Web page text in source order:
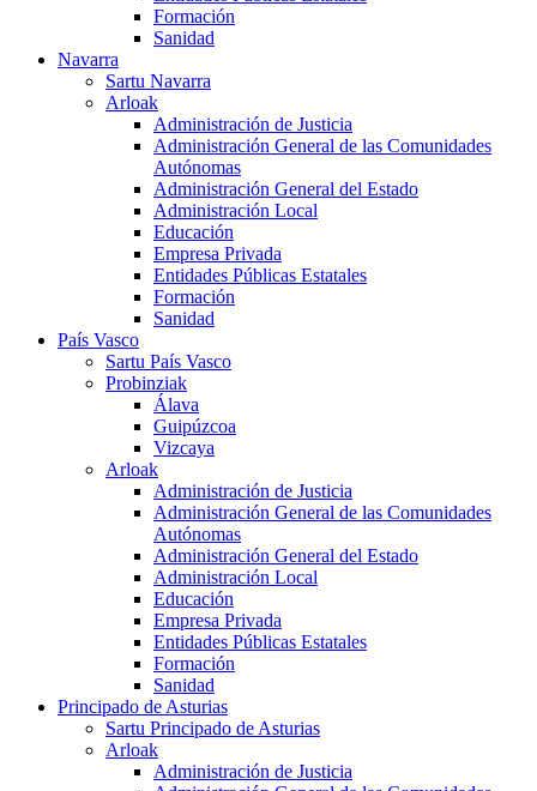
Formación
Sanidad
Navarra
Sartu Navarra
Arloak
Administración de Justicia
Administración General de las Comunidades
Autónomas
Administración General del Estado
Administración Local
Educación
Empresa Privada
Entidades Públicas Estatales
Formación
Sanidad
País Vasco
Sartu País Vasco
Probinziak
Álava
Guipúzcoa
Vizcaya
Arloak
Administración de Justicia
Administración General de las Comunidades
Autónomas
Administración General del Estado
Administración Local
Educación
Empresa Privada
Entidades Públicas Estatales
Formación
Sanidad
Principado de Asturias
Sartu Principado de Asturias
Arloak
Administración de Justicia